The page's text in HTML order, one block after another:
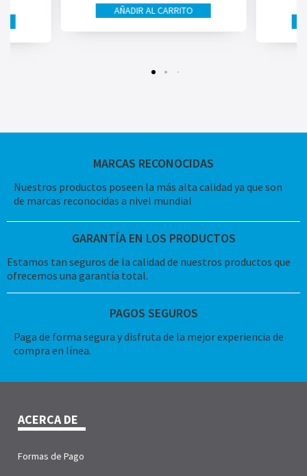
AÑADIR AL CARRITO
MARCAS RECONOCIDAS
Nuestros productos poseen la más alta calidad ya que son
de marcas reconocidas a nivel mundial
GARANTÍA EN LOS PRODUCTOS
Estamos tan seguros de la calidad de nuestros productos que
ofrecemos una garantía total.
PAGOS SEGUROS
Paga de forma segura y disfruta de la mejor experiencia de
compra en línea.
ACERCA DE
Formas de Pago